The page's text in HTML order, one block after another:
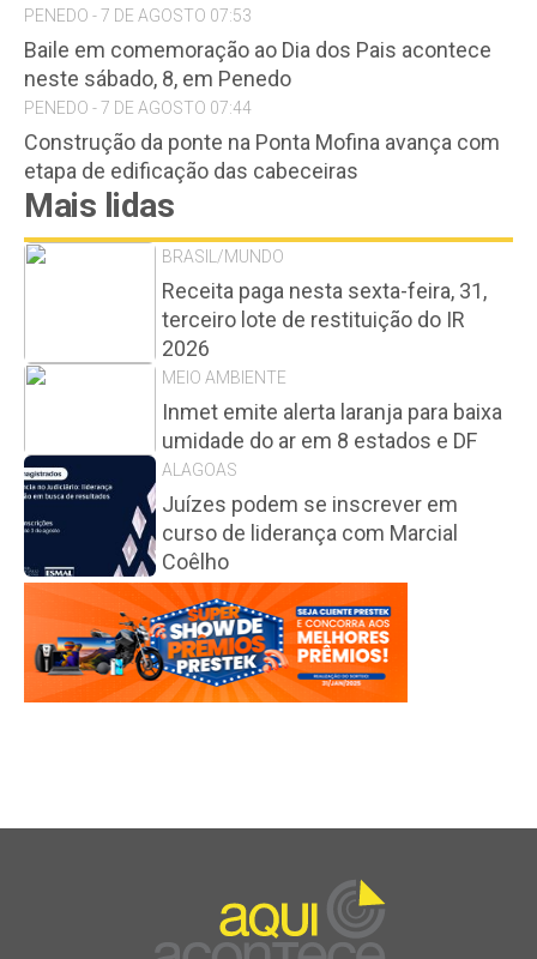
PENEDO - 7 DE AGOSTO 07:53
Baile em comemoração ao Dia dos Pais acontece
neste sábado, 8, em Penedo
PENEDO - 7 DE AGOSTO 07:44
Construção da ponte na Ponta Mofina avança com
etapa de edificação das cabeceiras
Mais lidas
BRASIL/MUNDO
Receita paga nesta sexta-feira, 31,
terceiro lote de restituição do IR
2026
MEIO AMBIENTE
Inmet emite alerta laranja para baixa
umidade do ar em 8 estados e DF
ALAGOAS
Juízes podem se inscrever em
curso de liderança com Marcial
Coêlho